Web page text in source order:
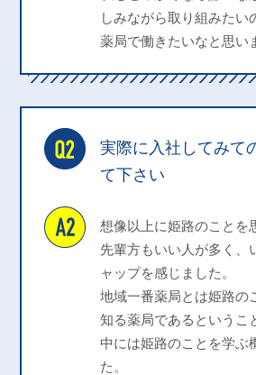
しみながら取り組みたい
薬局で働きたいなと思い
実際に入社してみて
て下さい
想像以上に姫路のことを
先輩方もいい人が多く、
ャップを感じました。
地域一番薬局とは姫路の
知る薬局であるというこ
中には姫路のことを学ぶ
た。